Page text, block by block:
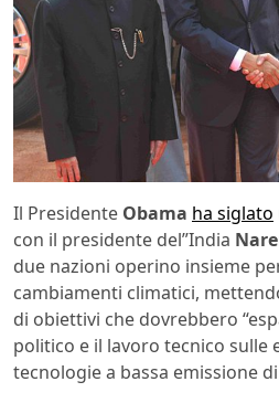
Il Presidente Obama ha siglato
con il presidente del”India
due nazioni operino insieme
cambiamenti climatici,
di obiettivi che dovrebbero
politico e il lavoro tecnico sulle
tecnologie a bassa emissione